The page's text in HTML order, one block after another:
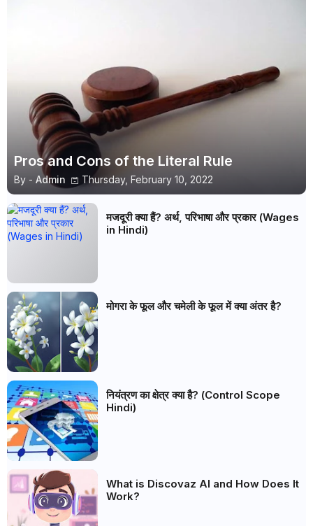
Pros and Cons of the Literal Rule
By - Admin Thursday, February 10, 2022
मजदूरी क्या हैं? अर्थ, परिभाषा और प्रकार (Wages
in Hindi)
मोगरा के फूल और चमेली के फूल में क्या अंतर है?
नियंत्रण का क्षेत्र क्या है? (Control Scope
Hindi)
What is Discovaz AI and How Does It
Work?